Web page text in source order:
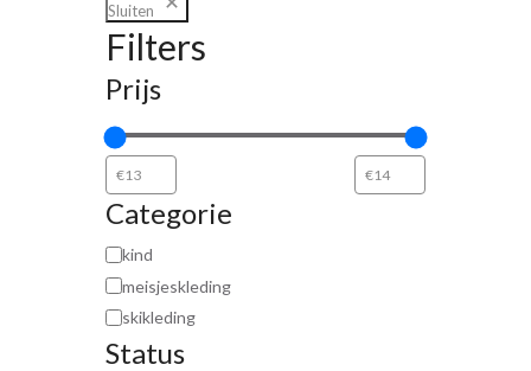
Sluiten
Filters
Prijs
Categorie
kind
meisjeskleding
skikleding
Status